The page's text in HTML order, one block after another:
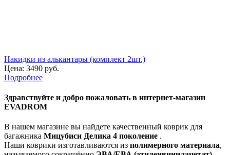
Накидки из алькантары (комплект 2шт.)
Цена: 3490 руб.
Подробнее
Здравствуйте и добро пожаловать в интернет-магазин
EVADROM
В нашем магазине вы найдете качественный коврик для
багажника Мицубиси Делика 4 поколение .
Наши коврики изготавливаются из полимерного материала,